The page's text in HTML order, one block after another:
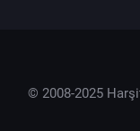
© 2008-2025